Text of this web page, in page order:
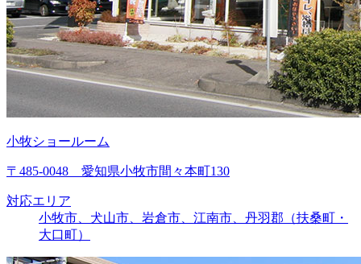
小牧ショールーム
〒485-0048 愛知県小牧市間々本町130
対応エリア
小牧市、犬山市、岩倉市、江南市、丹羽郡（扶桑町・
大口町）